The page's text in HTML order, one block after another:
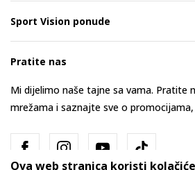
Sport Vision ponude
Pratite nas
Mi dijelimo naše tajne sa vama. Pratite
mrežama i saznajte sve o
Ova web stranica koristi kolačiće